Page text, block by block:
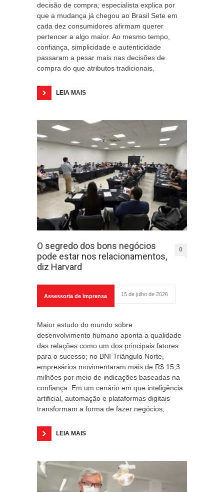
decisão de compra; especialista explica por
que a mudança já chegou ao Brasil Sete em
cada dez consumidores afirmam querer
pertencer a algo maior. Ao mesmo tempo,
confiança, simplicidade e autenticidade
passaram a pesar mais nas decisões de
compra do que atributos tradicionais,
LEIA MAIS
O segredo dos bons negócios
pode estar nos relacionamentos,
diz Harvard
0
Assessoria de imprensa 15 de julho de 2026
Maior estudo do mundo sobre
desenvolvimento humano aponta a qualidade
das relações como um dos principais fatores
para o sucesso; no BNI Triângulo Norte,
empresários movimentaram mais de R$ 15,3
milhões por meio de indicações baseadas na
confiança. Em um cenário em que inteligência
artificial, automação e plataformas digitais
transformam a forma de fazer negócios,
LEIA MAIS